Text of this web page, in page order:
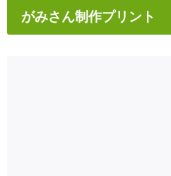
がみさん制作プリント